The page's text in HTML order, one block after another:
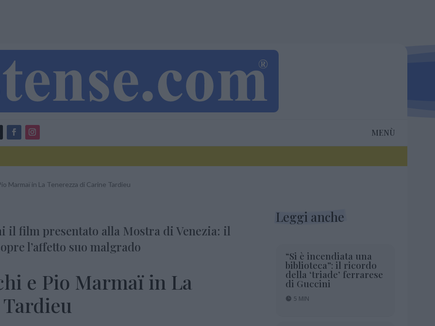
MENÙ
Marmaï in La Tenerezza di Carine Tardieu
il film presentato alla Mostra di Venezia: il
l’affetto suo malgrado
e Pio Marmaï in La
Leggi anche
“Si è incendiata una
biblioteca”: il ricordo
della ‘triade’ ferrarese
di Guccini
5 MIN